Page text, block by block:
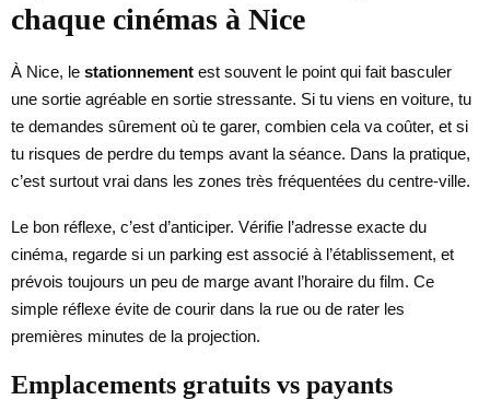
chaque cinémas à Nice
À Nice, le stationnement est souvent le point qui fait basculer
une sortie agréable en sortie stressante. Si tu viens en voiture, tu
te demandes sûrement où te garer, combien cela va coûter, et si
tu risques de perdre du temps avant la séance. Dans la pratique,
c’est surtout vrai dans les zones très fréquentées du centre-ville.
Le bon réflexe, c’est d’anticiper. Vérifie l’adresse exacte du
cinéma, regarde si un parking est associé à l’établissement, et
prévois toujours un peu de marge avant l’horaire du film. Ce
simple réflexe évite de courir dans la rue ou de rater les
premières minutes de la projection.
Emplacements gratuits vs payants